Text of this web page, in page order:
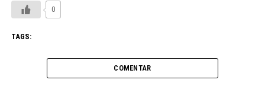
0
TAGS:
COMENTAR